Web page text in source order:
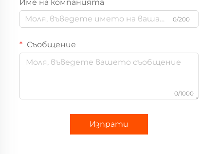
Име на компанията
0/200
Съобщение
0/1000
Изпрати